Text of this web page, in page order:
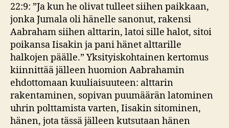
22:9: ”Ja kun he olivat tulleet siihen paikkaan,
jonka Jumala oli hänelle sanonut, rakensi
Aabraham siihen alttarin, latoi sille halot, sitoi
poikansa Iisakin ja pani hänet alttarille
halkojen päälle.” Yksityiskohtainen kertomus
kiinnittää jälleen huomion Aabrahamin
ehdottomaan kuuliaisuuteen: alttarin
rakentaminen, sopivan puumäärän latominen
uhrin polttamista varten, Iisakin sitominen,
hänen, jota tässä jälleen kutsutaan hänen